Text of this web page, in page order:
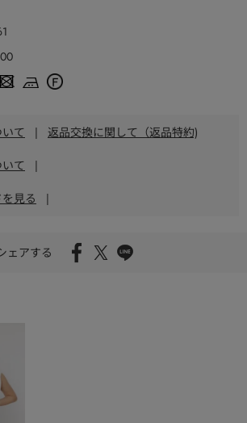
て | 返品交換に関して（返品特約)
て |
見る |
ェアする